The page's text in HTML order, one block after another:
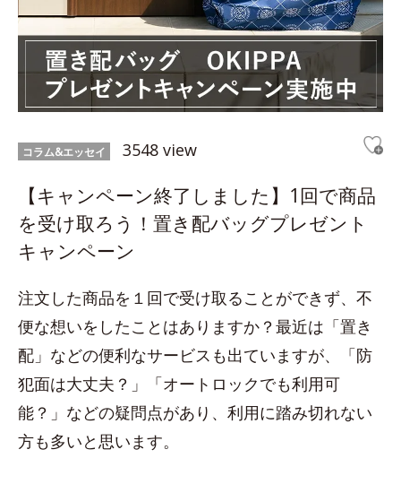
コラム&エッセイ 3548 view
【キャンペーン終了しました】1回で商品
を受け取ろう！置き配バッグプレゼント
キャンペーン
注文した商品を１回で受け取ることができず、不
便な想いをしたことはありますか？最近は「置き
配」などの便利なサービスも出ていますが、「防
犯面は大丈夫？」「オートロックでも利用可
能？」などの疑問点があり、利用に踏み切れない
方も多いと思います。